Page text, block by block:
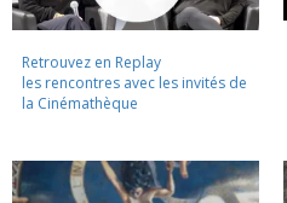
Retrouvez en Replay
les rencontres avec les invités de
la Cinémathèque